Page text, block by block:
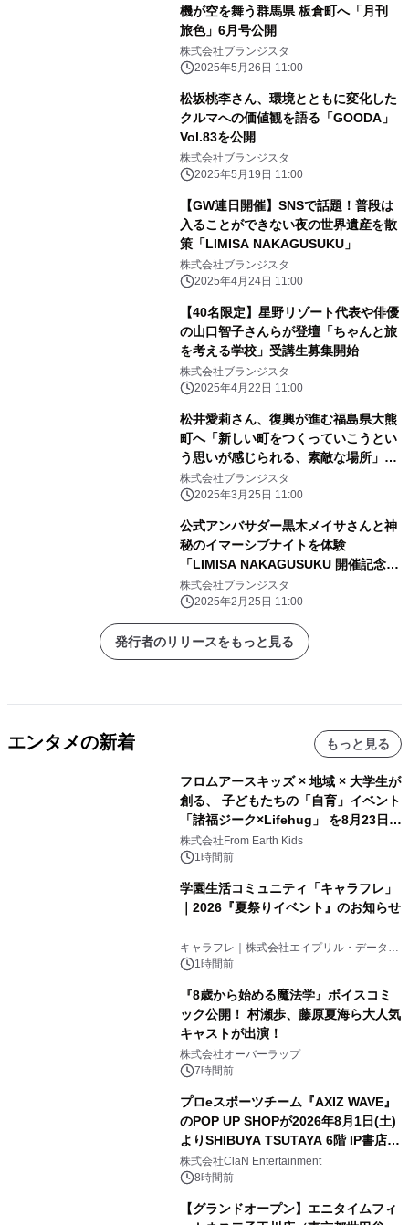
機が空を舞う群馬県 板倉町へ「月刊
旅色」6月号公開
株式会社ブランジスタ
2025年5月26日 11:00
松坂桃李さん、環境とともに変化した
クルマへの価値観を語る「GOODA」
Vol.83を公開
株式会社ブランジスタ
2025年5月19日 11:00
【GW連日開催】SNSで話題！普段は
入ることができない夜の世界遺産を散
策「LIMISA NAKAGUSUKU」
株式会社ブランジスタ
2025年4月24日 11:00
【40名限定】星野リゾート代表や俳優
の山口智子さんらが登壇「ちゃんと旅
を考える学校」受講生募集開始
株式会社ブランジスタ
2025年4月22日 11:00
松井愛莉さん、復興が進む福島県大熊
町へ「新しい町をつくっていこうとい
う思いが感じられる、素敵な場所」
「月刊 旅色」4月号公開
株式会社ブランジスタ
2025年3月25日 11:00
公式アンバサダー黒木メイサさんと神
秘のイマーシブナイトを体験
「LIMISA NAKAGUSUKU 開催記念レ
セプション」実施レポート
株式会社ブランジスタ
2025年2月25日 11:00
発行者のリリースをもっと見る
エンタメの新着 もっと見る
フロムアースキッズ × 地域 × 大学生が
創る、 子どもたちの「自育」イベント
「諸福ジーク×Lifehug」 を8月23日
(日)開催
株式会社From Earth Kids
1時間前
学園生活コミュニティ「キャラフレ」
｜2026『夏祭りイベント』のお知らせ
キャラフレ｜株式会社エイプリル・データ・
デザインズ
1時間前
『8歳から始める魔法学』ボイスコミ
ック公開！ 村瀬歩、藤原夏海ら大人気
キャストが出演！
株式会社オーバーラップ
7時間前
プロeスポーツチーム『AXIZ WAVE』
のPOP UP SHOPが2026年8月1日(土)
よりSHIBUYA TSUTAYA 6階 IP書店で
開催決定！！
株式会社ClaN Entertainment
8時間前
【グランドオープン】エニタイムフィ